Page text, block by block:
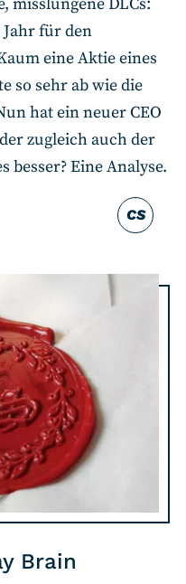
CS
misslungene DLCs:
für den
eine Aktie eines
so sehr ab wie die
hat ein neuer CEO
zugleich auch der
besser? Eine Analyse.
Brain